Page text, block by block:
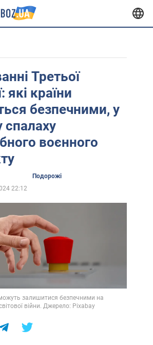
Третьої
які країни
безпечними, у
спалаху
воєнного
Подорожі
22:12
можуть залишитися безпечними на
війни. Джерело: Pixabay